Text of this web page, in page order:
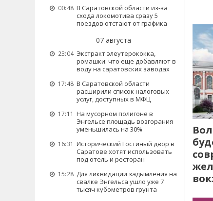
00:48 В Саратовской области из-за
схода локомотива сразу 5
поездов отстают от графика
07 августа
23:04 Экстракт элеутерококка,
ромашки: что еще добавляют в
воду на саратовских заводах
17:48 В Саратовской области
расширили список налоговых
услуг, доступных в МФЦ
17:11 На мусорном полигоне в
Энгельсе площадь возгорания
уменьшилась на 30%
16:31 Исторический Гостиный двор в
Саратове хотят использовать
под отель и ресторан
15:28 Для ликвидации задымления на
свалке Энгельса ушло уже 7
тысяч кубометров грунта